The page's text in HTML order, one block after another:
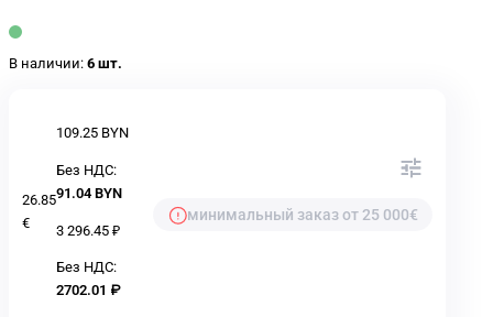
В наличии: 6 шт.
26.85
€
109.25 BYN
Без НДС:
91.04 BYN
3 296.45 ₽
Без НДС:
2702.01 ₽
минимальный заказ от 25 000€